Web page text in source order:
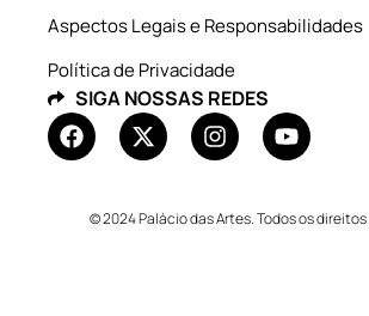
Aspectos Legais e Responsabilidades
Política de Privacidade
SIGA NOSSAS REDES
© 2024 Palácio das Artes. Todos os